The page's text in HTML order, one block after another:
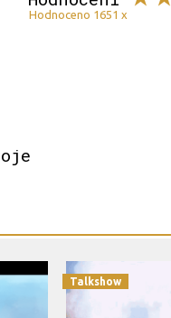
Hodnoceno 1651 x
Talkshow